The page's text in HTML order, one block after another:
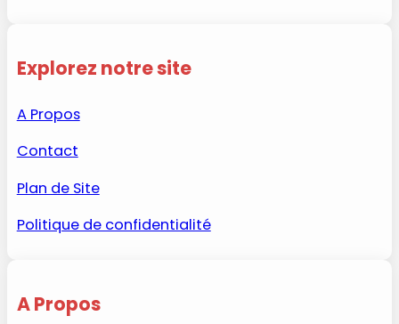
Explorez notre site
A Propos
Contact
Plan de Site
Politique de confidentialité
A Propos